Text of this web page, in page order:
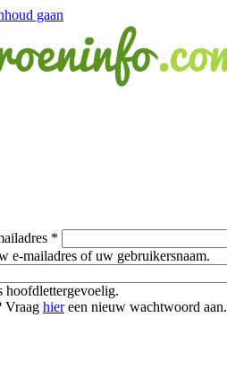
gaan
*
e-mailadres of uw gebruikersnaam.
Vraag hiereen nieuw wachtwoord aan.